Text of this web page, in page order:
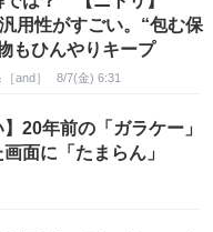
用性がすごい。“包む保
もひんやりキープ
and］ 8/7(金) 6:31
20年前の「ガラケー」
面に「たまらん」